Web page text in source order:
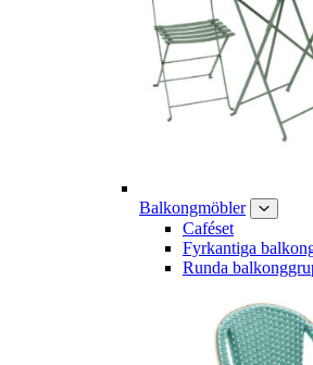
Balkongmöbler
Caféset
Fyrkantiga
Runda